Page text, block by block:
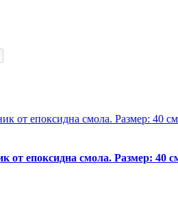
от епоксидна смола. Размер: 40